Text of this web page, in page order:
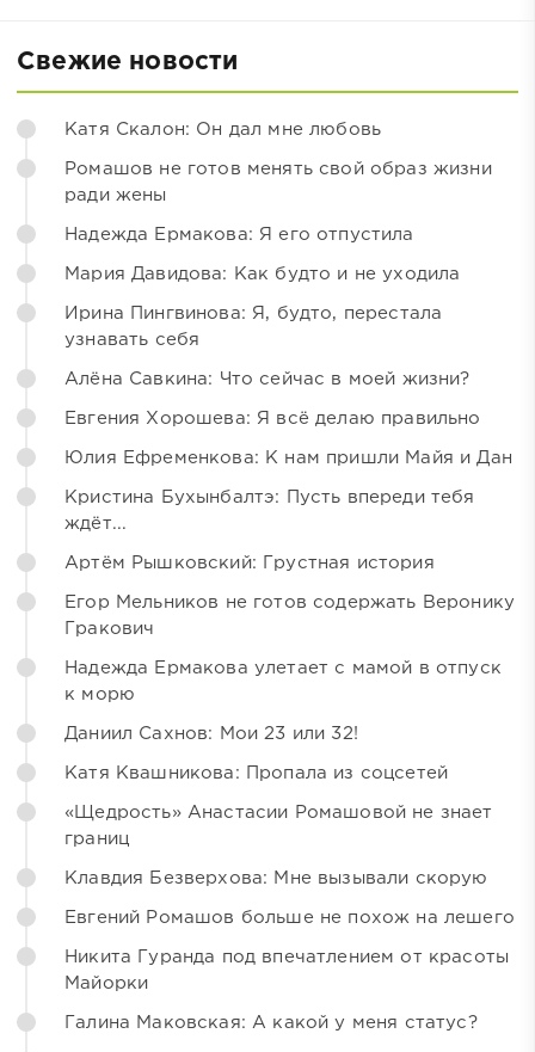
Свежие новости
Катя Скалон: Он дал мне любовь
Ромашов не готов менять свой образ жизни
ради жены
Надежда Ермакова: Я его отпустила
Мария Давидова: Как будто и не уходила
Ирина Пингвинова: Я, будто, перестала
узнавать себя
Алёна Савкина: Что сейчас в моей жизни?
Евгения Хорошева: Я всё делаю правильно
Юлия Ефременкова: К нам пришли Майя и Дан
Кристина Бухынбалтэ: Пусть впереди тебя
ждёт...
Артём Рышковский: Грустная история
Егор Мельников не готов содержать Веронику
Гракович
Надежда Ермакова улетает с мамой в отпуск
к морю
Даниил Сахнов: Мои 23 или 32!
Катя Квашникова: Пропала из соцсетей
«Щедрость» Анастасии Ромашовой не знает
границ
Клавдия Безверхова: Мне вызывали скорую
Евгений Ромашов больше не похож на лешего
Никита Гуранда под впечатлением от красоты
Майорки
Галина Маковская: А какой у меня статус?